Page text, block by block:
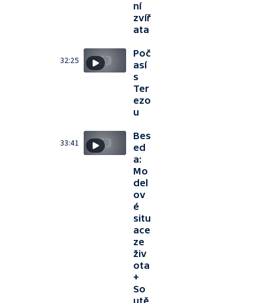
ní
zvíř
ata
32:25
Poč
así
s
Ter
ezo
u
33:41
Bes
ed
a:
Mo
del
ov
é
situ
ace
ze
živ
ota
+
So
utě